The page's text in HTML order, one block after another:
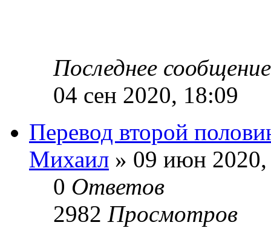
Последнее
04 сен 2020, 18:09
Перевод второй
Михаил » 09 июн
0 Ответов
2982 Просмотров